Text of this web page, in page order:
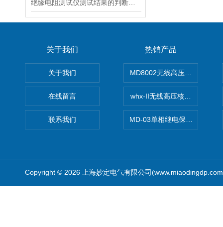
关于我们
关于我们
在线留言
联系我们
热销产品
MD8002无线高压核相仪
whx-II无线高压核相仪
MD-03单相继电保护测试仪价
Copyright © 2026 上海妙定电气有限公司